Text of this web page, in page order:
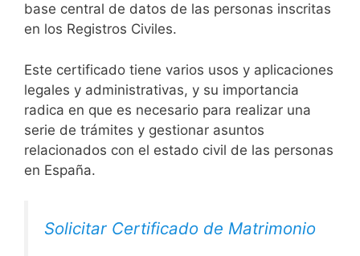
base central de datos de las personas inscritas
en los Registros Civiles.
Este certificado tiene varios usos y aplicaciones
legales y administrativas, y su importancia
radica en que es necesario para realizar una
serie de trámites y gestionar asuntos
relacionados con el estado civil de las personas
en España.
Solicitar Certificado de Matrimonio